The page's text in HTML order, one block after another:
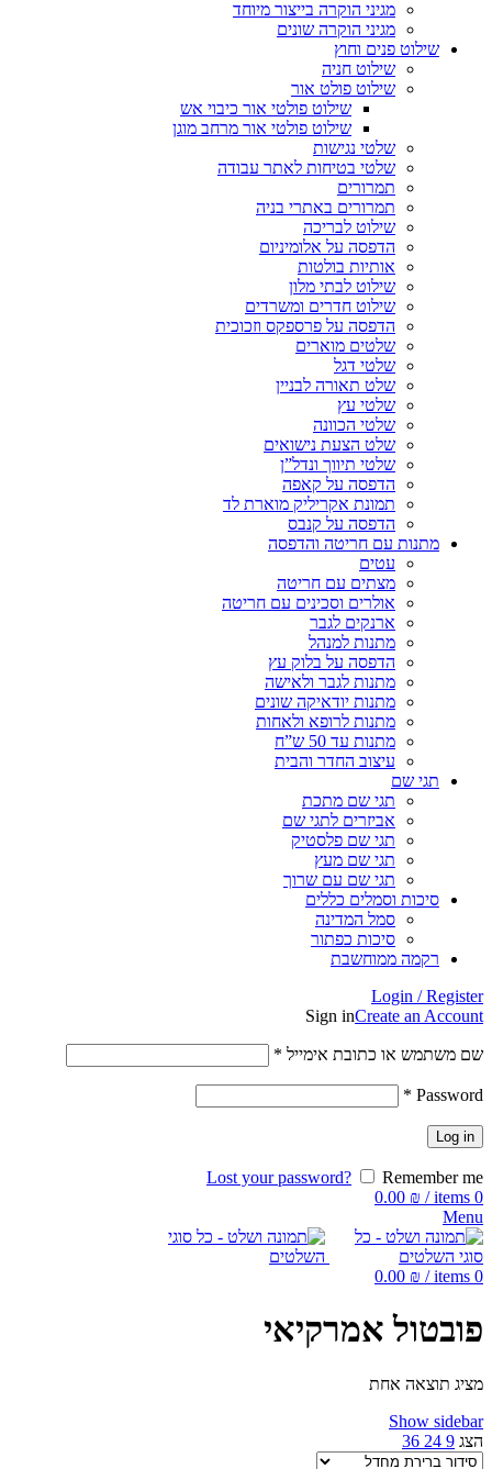
מגיני הוקרה בייצור מיוחד
מגיני הוקרה שונים
שילוט פנים וחוץ
שילוט חניה
שילוט פולט אור
שילוט פולטי אור כיבוי אש
שילוט פולטי אור מרחב מוגן
שלטי נגישות
שלטי בטיחות לאתר עבודה
תמרורים
תמרורים באתרי בניה
שילוט לבריכה
הדפסה על אלומיניום
אותיות בולטות
שילוט לבתי מלון
שילוט חדרים ומשרדים
הדפסה על פרספקס וזכוכית
שלטים מוארים
שלטי דגל
שלט תאורה לבניין
שלטי עץ
שלטי הכוונה
שלט הצעת נישואים
שלטי תיווך ונדל”ן
הדפסה על קאפה
תמונת אקריליק מוארת לד
הדפסה על קנבס
מתנות עם חריטה והדפסה
עטים
מצתים עם חריטה
אולרים וסכינים עם חריטה
ארנקים לגבר
מתנות למנהל
הדפסה על בלוק עץ
מתנות לגבר ולאישה
מתנות יודאיקה שונים
מתנות לרופא ולאחות
מתנות עד 50 ש”ח
עיצוב החדר והבית
תגי שם
תגי שם מתכת
אביזרים לתגי שם
תגי שם פלסטיק
תגי שם מעץ
תגי שם עם שרוך
סיכות וסמלים כללים
סמל המדינה
סיכות כפתור
רקמה ממוחשבת
Login / Register
Sign inCreate an Account
שם משתמש או כתובת אימייל *
Password
*
Log in
Lost your password?
Remember me
0
items
/
0.00 ₪
Menu
0
items
/
0.00 ₪
פובטול אמרקיאי
מציג תוצאה אחת
Show sidebar
הצג 9
24
36